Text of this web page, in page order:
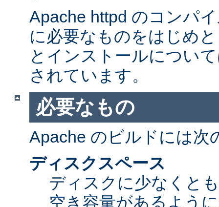
Apache httpd のコンパ
に必要なものをはじめ
とインストールについ
されています。
必要なもの
Apache のビルドには次
ディスクスペース
ディスクに少なくと
空き容量があるよう